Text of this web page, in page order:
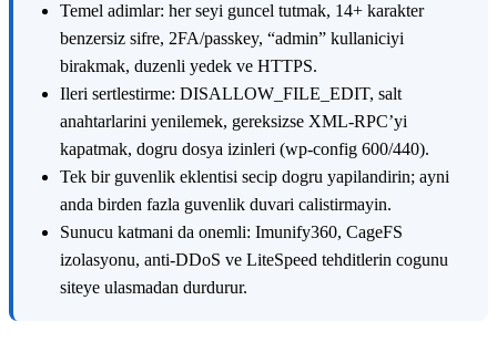
Temel adimlar: her seyi guncel tutmak, 14+ karakter
benzersiz sifre, 2FA/passkey, “admin” kullaniciyi
birakmak, duzenli yedek ve HTTPS.
Ileri sertlestirme: DISALLOW_FILE_EDIT, salt
anahtarlarini yenilemek, gereksizse XML-RPC’yi
kapatmak, dogru dosya izinleri (wp-config 600/440).
Tek bir guvenlik eklentisi secip dogru yapilandirin; ayni
anda birden fazla guvenlik duvari calistirmayin.
Sunucu katmani da onemli: Imunify360, CageFS
izolasyonu, anti-DDoS ve LiteSpeed tehditlerin cogunu
siteye ulasmadan durdurur.